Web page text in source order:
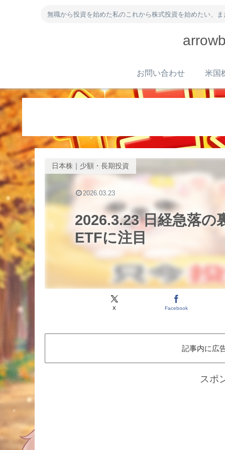
無職から投資を始めた私のこれから株式投資を始めたい、
お問い合わせ
2026.3.23 日経急落の
ETFに注目
日本株｜少額・長期投資
X Facebook
2026.03.23
記事内に広
スポ